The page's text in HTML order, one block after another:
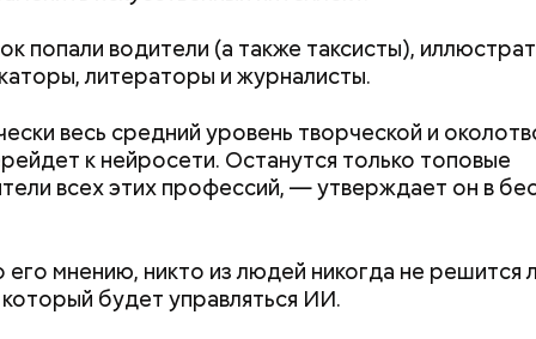
попали водители (а также таксисты),
литераторы и журналисты.
весь средний уровень творческой и
к нейросети. Останутся только топовые
всех этих профессий, — утверждает он в
его мнению, никто из людей никогда не решится
будет управляться ИИ.
масло;